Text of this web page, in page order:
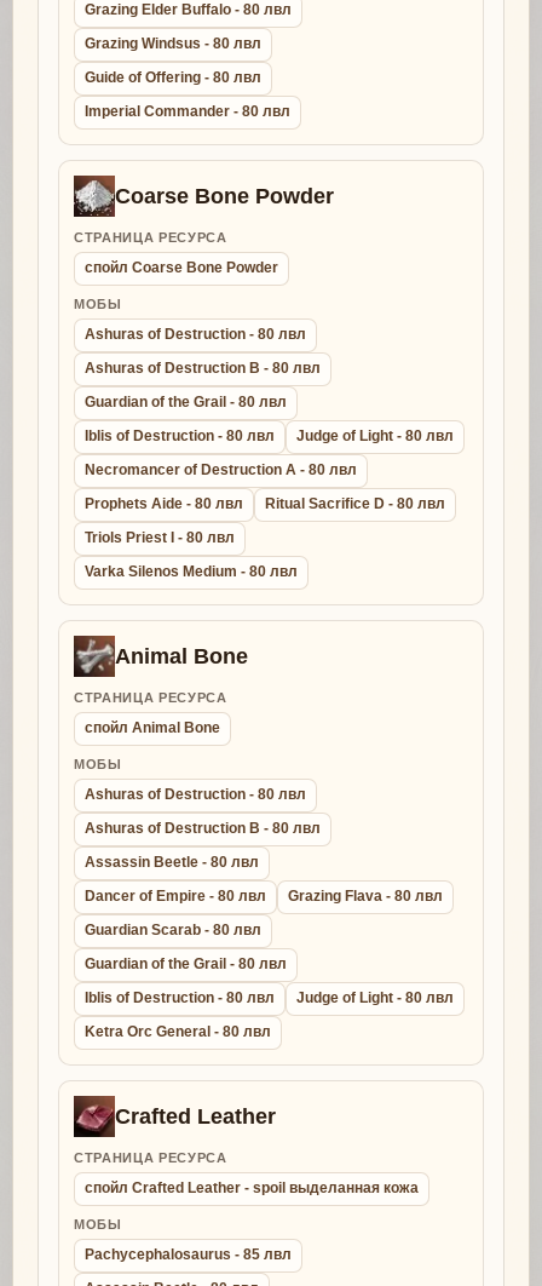
Grazing Elder Buffalo - 80 лвл
Grazing Windsus - 80 лвл
Guide of Offering - 80 лвл
Imperial Commander - 80 лвл
Coarse Bone Powder
СТРАНИЦА РЕСУРСА
спойл Coarse Bone Powder
МОБЫ
Ashuras of Destruction - 80 лвл
Ashuras of Destruction B - 80 лвл
Guardian of the Grail - 80 лвл
Iblis of Destruction - 80 лвл
Judge of Light - 80 лвл
Necromancer of Destruction A - 80 лвл
Prophets Aide - 80 лвл
Ritual Sacrifice D - 80 лвл
Triols Priest I - 80 лвл
Varka Silenos Medium - 80 лвл
Animal Bone
СТРАНИЦА РЕСУРСА
спойл Animal Bone
МОБЫ
Ashuras of Destruction - 80 лвл
Ashuras of Destruction B - 80 лвл
Assassin Beetle - 80 лвл
Dancer of Empire - 80 лвл
Grazing Flava - 80 лвл
Guardian Scarab - 80 лвл
Guardian of the Grail - 80 лвл
Iblis of Destruction - 80 лвл
Judge of Light - 80 лвл
Ketra Orc General - 80 лвл
Crafted Leather
СТРАНИЦА РЕСУРСА
спойл Crafted Leather - spoil выделанная кожа
МОБЫ
Pachycephalosaurus - 85 лвл